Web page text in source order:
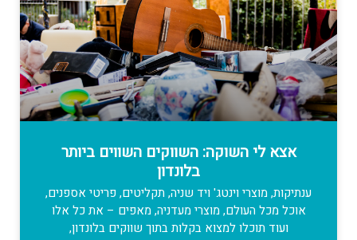
אצא לי השוקה: השווקים השווים ביותר
בלונדון
ענתיקות, מוצרי וינטג' ויד שניה, תקליטים, פריטי אספנים,
אוכל מכל העולם, מוצרי מעדניה, מאפים – את כל אלו
ועוד תוכלו למצוא בקלות בתוך שווקים בלונדון,